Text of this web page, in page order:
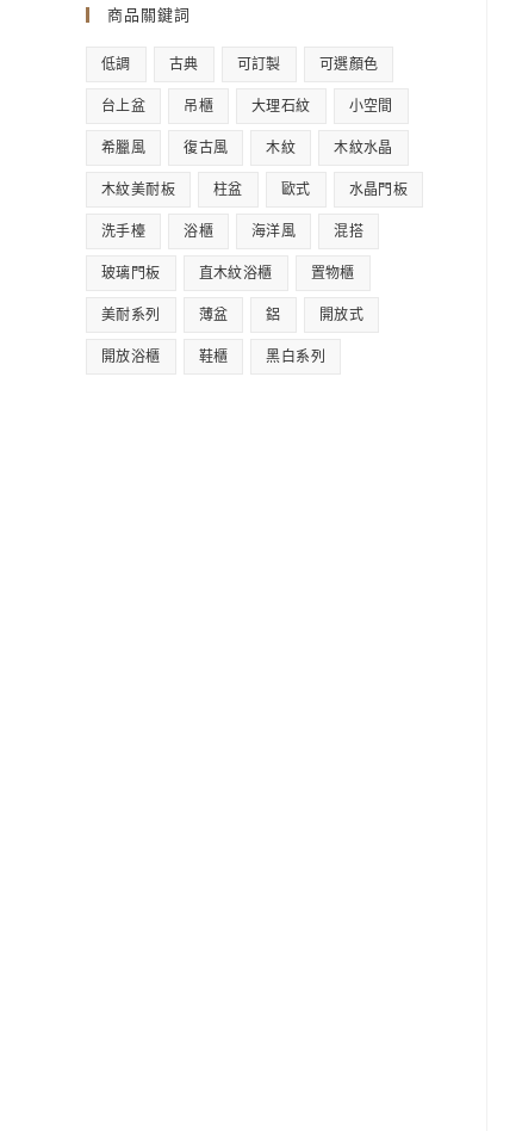
商品關鍵詞
低調 古典 可訂製 可選顏色
台上盆 吊櫃 大理石紋 小空間
希臘風 復古風 木紋 木紋水晶
木紋美耐板 柱盆 歐式 水晶門板
洗手檯 浴櫃 海洋風 混搭
玻璃門板 直木紋浴櫃 置物櫃
美耐系列 薄盆 鋁 開放式
開放浴櫃 鞋櫃 黑白系列